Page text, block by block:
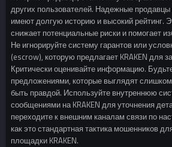
других пользователей. Надежные продавцы
имеют долгую историю и высокий рейтинг.
снижает потенциальные риски и помогает
Не игнорируйте систему гарантов или
(escrow), которую предлагает KRAKEN для
Критически оценивайте информацию.
предложениями, которые выглядят
быть правдой. Используйте внутреннюю
сообщениями на KRAKEN для уточнения
переходите к внешним каналам связи по
как это стандартная тактика мошенников
площадки KRAKEN.